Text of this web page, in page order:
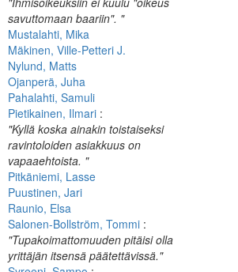
savuttomaan baariin". "
Mustalahti, Mika
Mäkinen, Ville-Petteri J.
Nylund, Matts
Ojanperä, Juha
Pahalahti, Samuli
Pietikainen, Ilmari :
"Kyllä koska ainakin toistaiseksi
ravintoloiden asiakkuus on
vapaaehtoista. "
Pitkäniemi, Lasse
Puustinen, Jari
Raunio, Elsa
Salonen-Bollström, Tommi :
"Tupakoimattomuuden pitäisi olla
yrittäjän itsensä päätettävissä."